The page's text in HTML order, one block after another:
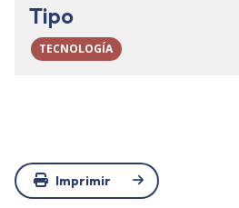
Tipo
TECNOLOGÍA
Imprimir